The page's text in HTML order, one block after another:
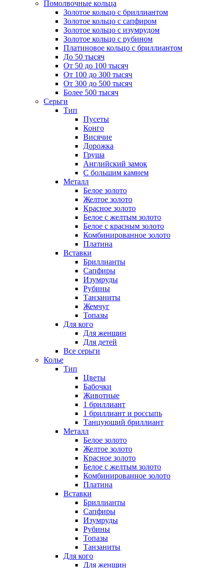
Помолвочные кольца
Золотое кольцо с бриллиантом
Золотое кольцо с сапфиром
Золотое кольцо с изумрудом
Золотое кольцо с рубином
Платиновое кольцо с бриллиантом
До 50 тысяч
От 50 до 100 тысяч
От 100 до 300 тысяч
От 300 до 500 тысяч
Более 500 тысяч
Серьги
Тип
Пусеты
Конго
Висячие
Дорожка
Груша
Английский замок
С большим камнем
Металл
Белое золото
Желтое золото
Красное золото
Белое с желтым золото
Белое с красным золото
Комбинированное золото
Платина
Вставки
Бриллианты
Сапфиры
Изумруды
Рубины
Танзаниты
Жемчуг
Топазы
Для кого
Для женщин
Для детей
Все серьги
Колье
Тип
Цветы
Бабочки
Животные
1 бриллиант
1 бриллиант и россыпь
Танцующий бриллиант
Металл
Белое золото
Желтое золото
Красное золото
Белое с желтым золото
Комбинированное золото
Платина
Вставки
Бриллианты
Сапфиры
Изумруды
Рубины
Топазы
Танзаниты
Для кого
Для женщин